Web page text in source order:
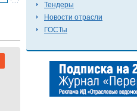
Тендеры
Новости отрасли
ГОСТы